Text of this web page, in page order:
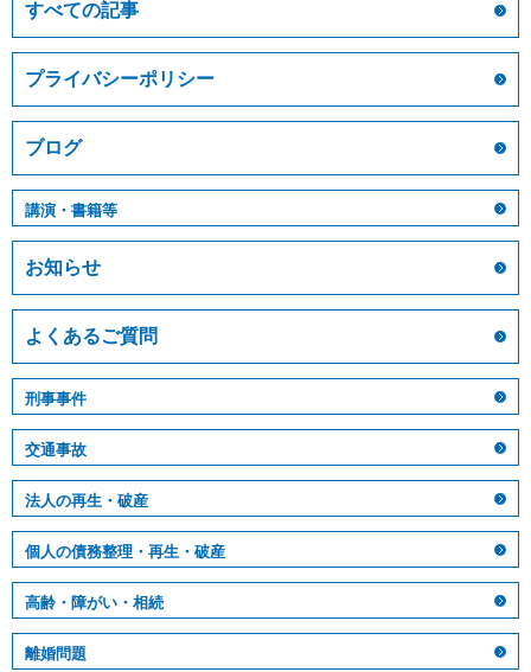
すべての記事
プライバシーポリシー
ブログ
講演・書籍等
お知らせ
よくあるご質問
刑事事件
交通事故
法人の再生・破産
個人の債務整理・再生・破産
高齢・障がい・相続
離婚問題